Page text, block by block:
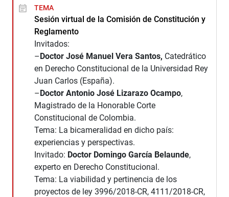
TEMA
Sesión virtual de la Comisión de Constitución y
Reglamento
Invitados:
–Doctor José Manuel Vera Santos, Catedrático
en Derecho Constitucional de la Universidad Rey
Juan Carlos (España).
–Doctor Antonio José Lizarazo Ocampo,
Magistrado de la Honorable Corte
Constitucional de Colombia.
Tema: La bicameralidad en dicho país:
experiencias y perspectivas.
Invitado: Doctor Domingo García Belaunde,
experto en Derecho Constitucional.
Tema: La viabilidad y pertinencia de los
proyectos de ley 3996/2018-CR, 4111/2018-CR,